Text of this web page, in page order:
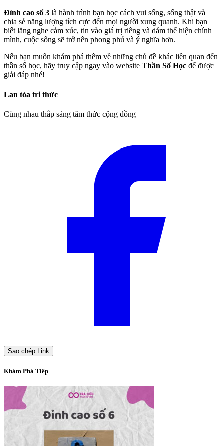
Đỉnh cao số 3 là hành trình bạn học cách vui sống, sống thật và
chia sẻ năng lượng tích cực đến mọi người xung quanh. Khi bạn
biết lắng nghe cảm xúc, tin vào giá trị riêng và dám thể hiện chính
mình, cuộc sống sẽ trở nên phong phú và ý nghĩa hơn.
Nếu bạn muốn khám phá thêm về những chủ đề khác liên quan đến
thần số học, hãy truy cập ngay vào website Thần Số Học để được
giải đáp nhé!
Lan tỏa tri thức
Cùng nhau thắp sáng tâm thức cộng đồng
Sao chép Link
Khám Phá Tiếp